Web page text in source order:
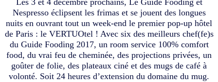
Nespresso éclipsent les frimas et se jouent des longues
nuits en ouvrant tout un week-end le premier pop-up hôtel
de Paris : le VERTUOtel ! Avec six des meilleurs chef(fe)s
du Guide Fooding 2017, un room service 100% comfort
food, du vrai feu de cheminée, des projections privées, un
goûter de folie, des plateaux ciné et des mugs de café à
volonté. Soit 24 heures d’extension du domaine du mug.